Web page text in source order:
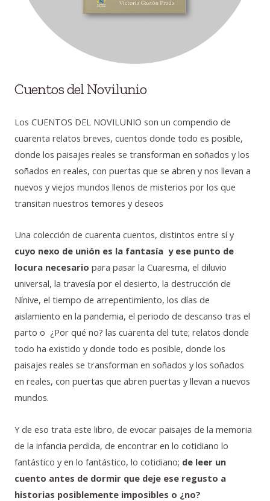
Cuentos del Novilunio
Los CUENTOS DEL NOVILUNIO son un compendio de
cuarenta relatos breves, cuentos donde todo es posible,
donde los paisajes reales se transforman en soñados y los
soñados en reales, con puertas que se abren y nos llevan a
nuevos y viejos mundos llenos de misterios por los que
transitan nuestros temores y deseos
Una colección de cuarenta cuentos, distintos entre sí y
cuyo nexo de unión es la fantasía y ese punto de
locura necesario para pasar la Cuaresma, el diluvio
universal, la travesía por el desierto, la destrucción de
Nínive, el tiempo de arrepentimiento, los días de
aislamiento en la pandemia, el periodo de descanso tras el
parto o ¿Por qué no? las cuarenta del tute; relatos donde
todo ha existido y donde todo es posible, donde los
paisajes reales se transforman en soñados y los soñados
en reales, con puertas que abren puertas y llevan a nuevos
mundos.
Y de eso trata este libro, de evocar paisajes de la memoria
de la infancia perdida, de encontrar en lo cotidiano lo
fantástico y en lo fantástico, lo cotidiano; de leer un
cuento antes de dormir que deje ese regusto a
historias posiblemente imposibles o ¿no?